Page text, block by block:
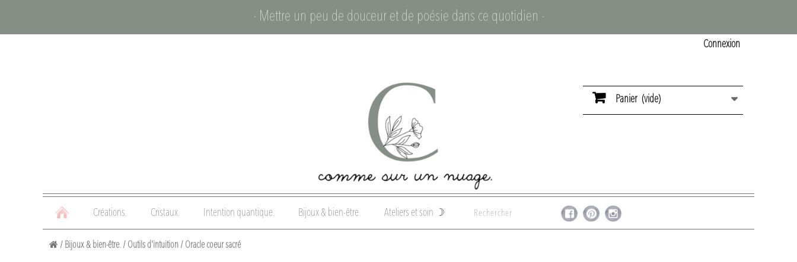
- Mettre un peu de douceur et de poésie dans ce quotidien -
Connexion
Panier (vide)
Créations. Cristaux. Intention quantique. Bijoux & bien-être. Ateliers et soin ☽
/ Bijoux & bien-être. / Outils d'intuition / Oracle coeur sacré